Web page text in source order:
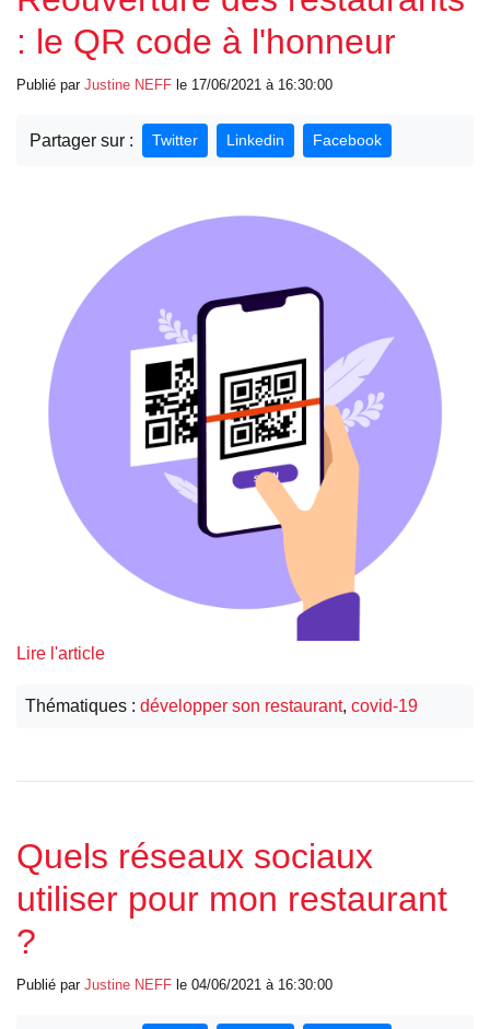
: le QR code à l'honneur
Publié par Justine NEFF le 17/06/2021 à 16:30:00
Partager sur : Twitter Linkedin Facebook
Lire l'article
Thématiques : développer son restaurant, covid-19
Quels réseaux sociaux
utiliser pour mon restaurant
?
Publié par Justine NEFF le 04/06/2021 à 16:30:00